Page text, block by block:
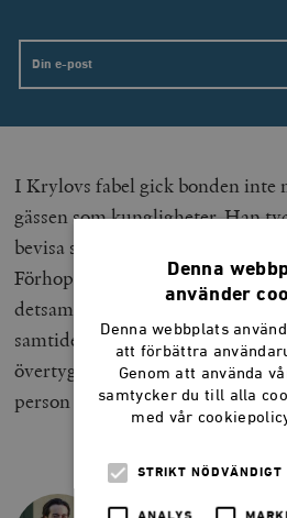
Email
I Krylovs fabel gick bonden inte
gässen som kungligheter. Han
bevisa sig vara förtjänta av en
Förhoppningsvis kommer
detsamma och inse att dåtidens
samtidens högaktning. I bästa
övertygas om att Magdalena
person att lösa de problem hon
BEAN KHALIL
Denna
använder
Denna webbplats
att förbättra
Genom att använda
samtycker du till alla
med vår
STRIKT NÖDVÄNDIGT